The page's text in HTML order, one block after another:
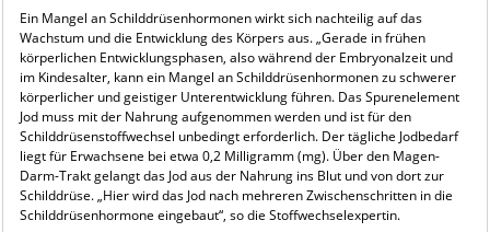
Ein Mangel an Schilddrüsenhormonen wirkt sich nachteilig auf das
Wachstum und die Entwicklung des Körpers aus. „Gerade in frühen
körperlichen Entwicklungsphasen, also während der Embryonalzeit und
im Kindesalter, kann ein Mangel an Schilddrüsenhormonen zu schwerer
körperlicher und geistiger Unterentwicklung führen. Das Spurenelement
Jod muss mit der Nahrung aufgenommen werden und ist für den
Schilddrüsenstoffwechsel unbedingt erforderlich. Der tägliche Jodbedarf
liegt für Erwachsene bei etwa 0,2 Milligramm (mg). Über den Magen-
Darm-Trakt gelangt das Jod aus der Nahrung ins Blut und von dort zur
Schilddrüse. „Hier wird das Jod nach mehreren Zwischenschritten in die
Schilddrüsenhormone eingebaut“, so die Stoffwechselexpertin.